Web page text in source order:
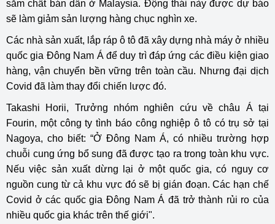
sắm chất bán dẫn ở Malaysia. Động thái này được dự báo
sẽ làm giảm sản lượng hàng chục nghìn xe.
Các nhà sản xuất, lắp ráp ô tô đã xây dựng nhà máy ở nhiều
quốc gia Đông Nam Á để duy trì đáp ứng các điều kiện giao
hàng, vận chuyển bền vững trên toàn cầu. Nhưng đại dịch
Covid đã làm thay đổi chiến lược đó.
Takashi Horii, Trưởng nhóm nghiên cứu về châu Á tại
Fourin, một công ty tình báo công nghiệp ô tô có trụ sở tại
Nagoya, cho biết: “Ở Đông Nam Á, có nhiều trường hợp
chuỗi cung ứng bổ sung đã được tạo ra trong toàn khu vực.
Nếu việc sản xuất dừng lại ở một quốc gia, có nguy cơ
nguồn cung từ cả khu vực đó sẽ bị gián đoạn.Các hạn chế
Covid ở các quốc gia Đông Nam Á đã trở thành rủi ro của
nhiều quốc gia khác trên thế giới".